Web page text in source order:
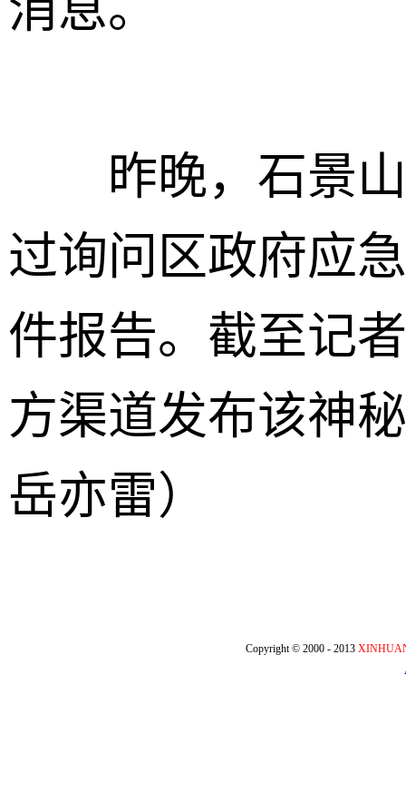
昨晚，石景山
过询问区政府应
件报告。截至记
方渠道发布该神
岳亦雷）
Copyright © 2000 - 2013